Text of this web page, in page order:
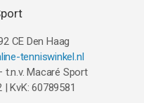
CE Den Haag
tenniswinkel.nl
t.n.v. Macaré Sport
| KvK: 60789581